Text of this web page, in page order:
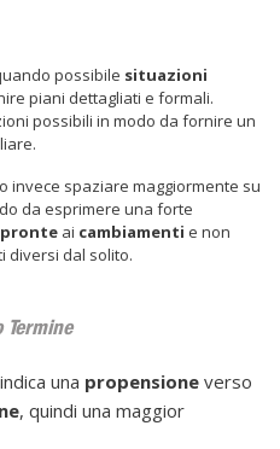
possibile situazioni
piani dettagliati e formali.
possibili in modo da fornire un
invece spaziare maggiormente su
da esprimere una forte
pronteai cambiamenti e non
diversi dal solito.
una propensione verso
, quindi una maggior